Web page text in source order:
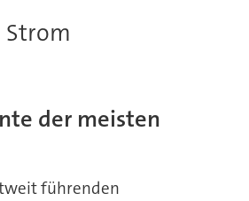
der meisten
führenden